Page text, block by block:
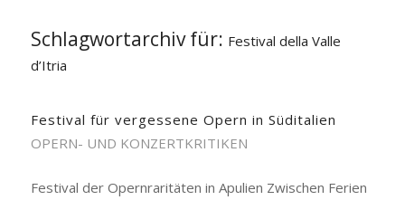
Schlagwortarchiv für: Festival della Valle
d’Itria
Festival für vergessene Opern in Süditalien
OPERN- UND KONZERTKRITIKEN
Festival der Opernraritäten in Apulien Zwischen Ferien